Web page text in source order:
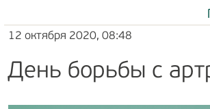
12 октября 2020, 08:48
День борьбы с